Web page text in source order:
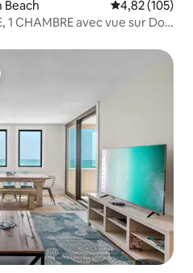
Beach Évaluation
4,82 (105)
1 CHAMBRE avec vue sur Dol,